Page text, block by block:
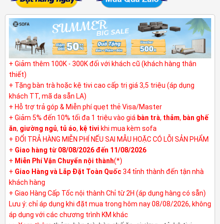
+ Giảm thêm 100K - 300K đối với khách cũ (khách hàng thân
thiết)
+ Tặng bàn trà hoặc kệ tivi cao cấp trị giá 3,5 triệu (áp dụng
khách TT, mã da sẵn LA)
+ Hỗ trợ trả góp & Miễn phí quẹt thẻ Visa/Master
+ Giảm 5% đến 10% tối đa 1 triệu vào giá bàn trà, thảm, bàn ghế
ăn, giường ngủ, tủ áo, kệ tivi khi mua kèm sofa
+ ĐỔI TRẢ HÀNG MIỄN PHÍ NẾU SAI MẪU HOẶC CÓ LỖI SẢN PHẨM
+ Giao hàng từ 08/08/2026 đến 11/08/2026
+ Miễn Phí Vận Chuyển nội thành(*)
+ Giao Hàng và Lắp Đặt Toàn Quốc34 tỉnh thành đến tận nhà
khách hàng
+ Giao Hàng Cấp Tốc nội thành Chỉ từ 2H (áp dụng hàng có sẵn)
Lưu ý: chỉ áp dụng khi đặt mua trong hôm nay 08/08/2026, không
áp dụng với các chương trình KM khác